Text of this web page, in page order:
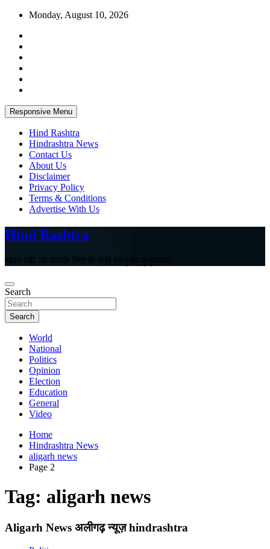
Skip
content
Monday, August 10, 2026
Responsive Menu
Hind Rashtra
Hindrashtra News
Contact Us
About Us
Disclaimer
Privacy Policy
Terms & Conditions
Advertise With Us
Hind Rashtra
खबर वही जो आपके लिए हो सही (वसुधैव कुटुंबकम)
Search
Search
World
National
Politics
Opinion
Election
Education
General
Video
Home
Hindrashtra News
aligarh news
Page 2
Tag: aligarh news
Aligarh News अलीगढ़ न्यूज़ hindrashtra